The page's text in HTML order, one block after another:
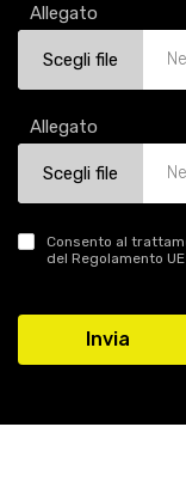
Allegato
Scegli file
Allegato
Scegli file
Consento al
del Regolamento